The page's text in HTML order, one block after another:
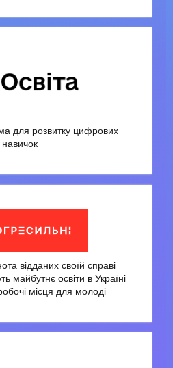
для розвитку цифрових
навичок
відданих своїй справі
майбутнє освіти в Україні
місця для молоді